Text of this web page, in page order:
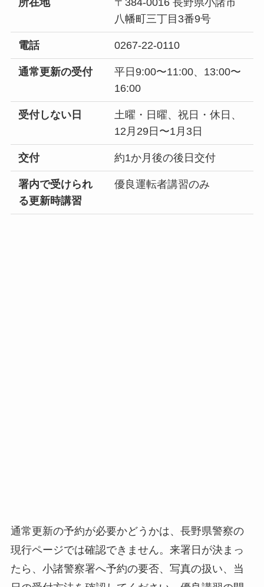
八幡町三丁目3番9号
電話 0267-22-0110
通常更新の受付
平日9:00〜11:00、13:00〜
16:00
受付しない日
土曜・日曜、祝日・休日、
12月29日〜1月3日
交付 約1か月後の後日交付
署内で受けられ
る更新時講習
優良運転者講習のみ
通常更新の予約が必要かどうかは、長野県警察の
現行ページでは確認できません。来署日が決まっ
たら、小諸警察署へ予約の要否、写真の扱い、当